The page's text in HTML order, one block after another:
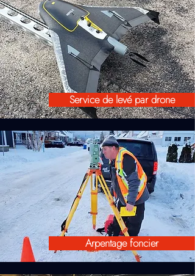
Service de levé par drone
Arpentage foncier